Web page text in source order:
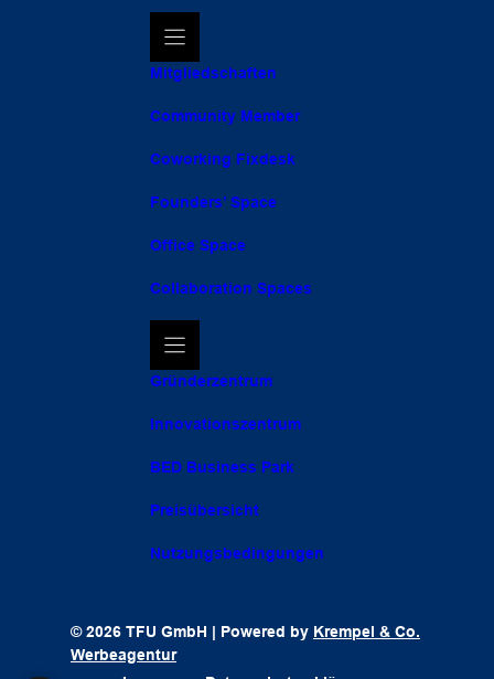
Mitgliedschaften
Community Member
Coworking Fixdesk
Founders’ Space
Office Space
Collaboration Spaces
Gründerzentrum
Innovationszentrum
BED Business Park
Preisübersicht
Nutzungsbedingungen
© 2026 TFU GmbH | Powered by Krempel & Co.
Werbeagentur